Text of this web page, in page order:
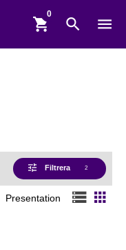
shopping_cart search menu
tune Filtrera 2
Presentation storage apps